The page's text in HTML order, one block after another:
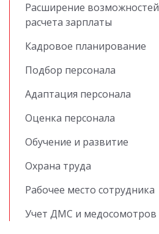
Расширение возможностей
расчета зарплаты
Кадровое планирование
Подбор персонала
Адаптация персонала
Оценка персонала
Обучение и развитие
Охрана труда
Рабочее место сотрудника
Учет ДМС и медосомотров